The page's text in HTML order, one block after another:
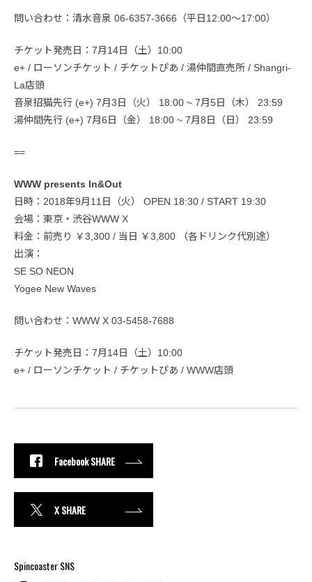
問い合わせ：清水音泉 06-6357-3666（平日12:00〜17:00）
チケット発売日：7月14日（土）10:00
e+ / ローソンチケット / チケットぴあ / 湯仲間直売所 / Shangri-
La店頭
音泉招猫先行 (e+) 7月3日（火） 18:00 ~ 7月5日（木） 23:59
湯仲間先行 (e+) 7月6日（金） 18:00 ~ 7月8日（日） 23:59
==
WWW presents In&Out
日時：2018年9月11日（火） OPEN 18:30 / START 19:30
会場：東京・渋谷WWW X
料金：前売り ￥3,300 / 当日 ￥3,800 （各ドリンク代別途）
出演：
SE SO NEON
Yogee New Waves
問い合わせ：WWW X 03-5458-7688
チケット発売日：7月14日（土）10:00
e+ / ローソンチケット / チケットぴあ / WWW店頭
Facebook SHARE
X SHARE
Spincoaster SNS